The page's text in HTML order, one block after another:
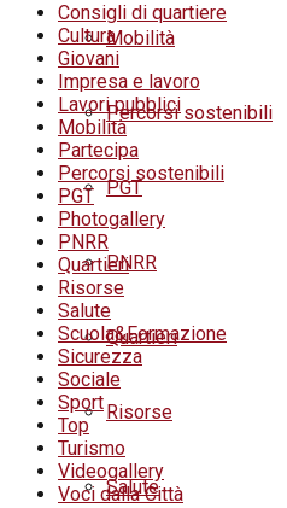
Mobilità
Percorsi sostenibili
PGT
PNRR
Quartieri
Risorse
Salute
Consigli di quartiere
Cultura
Giovani
Impresa e lavoro
Lavori pubblici
Mobilità
Partecipa
Percorsi sostenibili
PGT
Photogallery
PNRR
Quartieri
Risorse
Salute
Scuola&Formazione
Sicurezza
Sociale
Sport
Top
Turismo
Videogallery
Voci dalla Città